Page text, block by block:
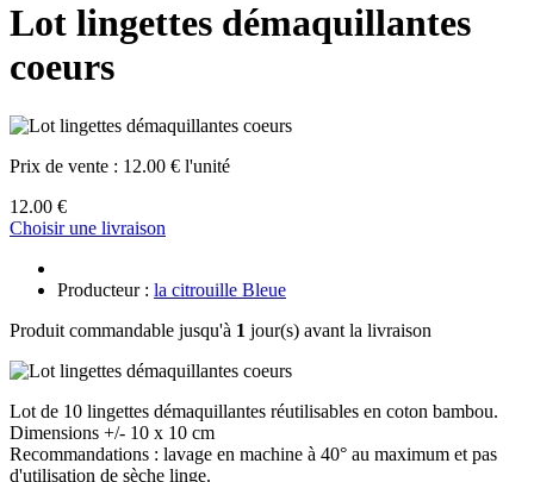
Lot lingettes démaquillantes
coeurs
Prix de vente : 12.00 € l'unité
12.00 €
Choisir une livraison
Producteur : la citrouille Bleue
Produit commandable jusqu'à 1 jour(s) avant la livraison
Lot de 10 lingettes démaquillantes réutilisables en coton bambou.
Dimensions +/- 10 x 10 cm
Recommandations : lavage en machine à 40° au maximum et pas
d'utilisation de sèche linge.